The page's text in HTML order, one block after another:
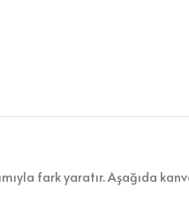
fark yaratır. Aşağıda